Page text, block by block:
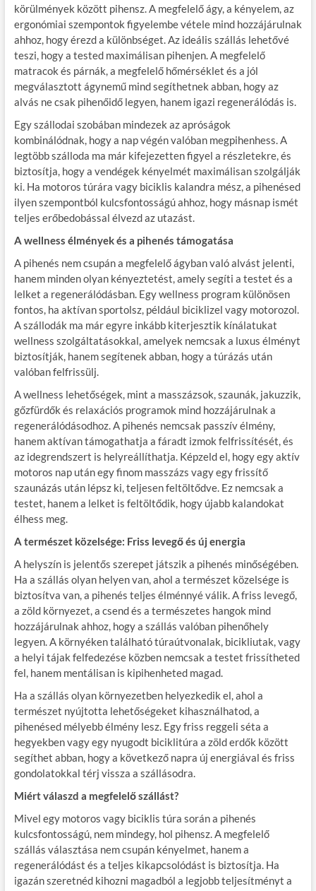
körülmények között pihensz. A megfelelő ágy, a kényelem, az
ergonómiai szempontok figyelembe vétele mind hozzájárulnak
ahhoz, hogy érezd a különbséget. Az ideális szállás lehetővé
teszi, hogy a tested maximálisan pihenjen. A megfelelő
matracok és párnák, a megfelelő hőmérséklet és a jól
megválasztott ágynemű mind segíthetnek abban, hogy az
alvás ne csak pihenőidő legyen, hanem igazi regenerálódás is.
Egy szállodai szobában mindezek az apróságok
kombinálódnak, hogy a nap végén valóban megpihenhess. A
legtöbb szálloda ma már kifejezetten figyel a részletekre, és
biztosítja, hogy a vendégek kényelmét maximálisan szolgálják
ki. Ha motoros túrára vagy biciklis kalandra mész, a pihenésed
ilyen szempontból kulcsfontosságú ahhoz, hogy másnap ismét
teljes erőbedobással élvezd az utazást.
A wellness élmények és a pihenés támogatása
A pihenés nem csupán a megfelelő ágyban való alvást jelenti,
hanem minden olyan kényeztetést, amely segíti a testet és a
lelket a regenerálódásban. Egy wellness program különösen
fontos, ha aktívan sportolsz, például biciklizel vagy motorozol.
A szállodák ma már egyre inkább kiterjesztik kínálatukat
wellness szolgáltatásokkal, amelyek nemcsak a luxus élményt
biztosítják, hanem segítenek abban, hogy a túrázás után
valóban felfrissülj.
A wellness lehetőségek, mint a masszázsok, szaunák, jakuzzik,
gőzfürdők és relaxációs programok mind hozzájárulnak a
regenerálódásodhoz. A pihenés nemcsak passzív élmény,
hanem aktívan támogathatja a fáradt izmok felfrissítését, és
az idegrendszert is helyreállíthatja. Képzeld el, hogy egy aktív
motoros nap után egy finom masszázs vagy egy frissítő
szaunázás után lépsz ki, teljesen feltöltődve. Ez nemcsak a
testet, hanem a lelket is feltöltődik, hogy újabb kalandokat
élhess meg.
A természet közelsége: Friss levegő és új energia
A helyszín is jelentős szerepet játszik a pihenés minőségében.
Ha a szállás olyan helyen van, ahol a természet közelsége is
biztosítva van, a pihenés teljes élménnyé válik. A friss levegő,
a zöld környezet, a csend és a természetes hangok mind
hozzájárulnak ahhoz, hogy a szállás valóban pihenőhely
legyen. A környéken található túraútvonalak, bicikliutak, vagy
a helyi tájak felfedezése közben nemcsak a testet frissítheted
fel, hanem mentálisan is kipihenheted magad.
Ha a szállás olyan környezetben helyezkedik el, ahol a
természet nyújtotta lehetőségeket kihasználhatod, a
pihenésed mélyebb élmény lesz. Egy friss reggeli séta a
hegyekben vagy egy nyugodt biciklitúra a zöld erdők között
segíthet abban, hogy a következő napra új energiával és friss
gondolatokkal térj vissza a szállásodra.
Miért válaszd a megfelelő szállást?
Mivel egy motoros vagy biciklis túra során a pihenés
kulcsfontosságú, nem mindegy, hol pihensz. A megfelelő
szállás választása nem csupán kényelmet, hanem a
regenerálódást és a teljes kikapcsolódást is biztosítja. Ha
igazán szeretnéd kihozni magadból a legjobb teljesítményt a